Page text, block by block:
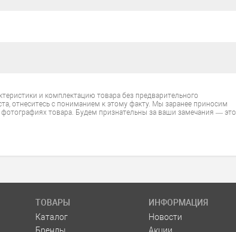
и комплектацию товара без предварительного
отнеситесь с пониманием к этому факту. Мы заранее приносим
товара. Будем признательны за ваши замечания — это
ТОВАРЫ
Каталог
ИНФОРМАЦИЯ
Новости